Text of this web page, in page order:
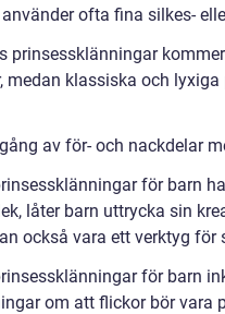
ofta fina silkes-
prinsessklänningar
medan klassiska och
av för- och nackdelar
för barn
låter barn uttrycka sin
också vara ett verktyg
för barn
om att flickor bör vara